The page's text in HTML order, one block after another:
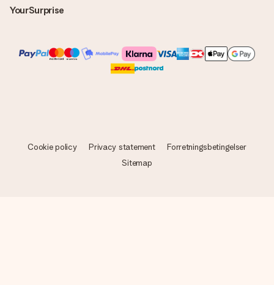
YourSurprise
Cookie policy Privacy statement
Forretningsbetingelser
Sitemap